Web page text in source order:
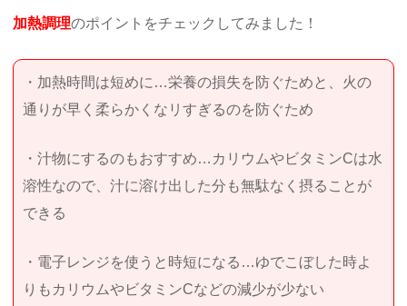
加熱調理のポイントをチェックしてみました！
・加熱時間は短めに…栄養の損失を防ぐためと、火の
通りが早く柔らかくなリすぎるのを防ぐため
・汁物にするのもおすすめ…カリウムやビタミンCは水
溶性なので、汁に溶け出した分も無駄なく摂ることが
できる
・電子レンジを使うと時短になる…ゆでこぼした時よ
りもカリウムやビタミンCなどの減少が少ない